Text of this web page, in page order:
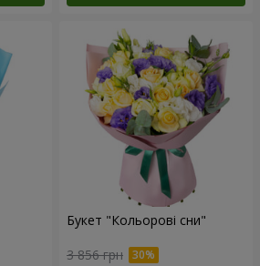
Букет "Кольорові сни"
3 856 грн